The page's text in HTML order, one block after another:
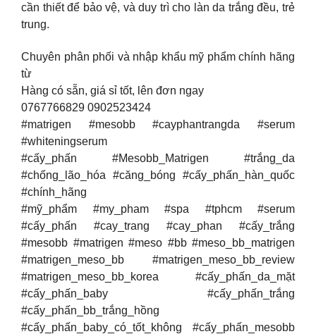
cần thiết để bảo vệ, và duy trì cho làn da trắng đều, trẻ
trung.
Chuyên phân phối và nhập khẩu mỹ phẩm chính hãng
từ
Hàng có sẵn, giá sỉ tốt, lên đơn ngay
0767766829 0902523424
#matrigen #mesobb #cayphantrangda #serum
#whiteningserum
#cấy_phấn #Mesobb_Matrigen #trắng_da
#chống_lão_hóa #căng_bóng #cấy_phấn_hàn_quốc
#chính_hãng
#mỹ_phẩm #my_pham #spa #tphcm #serum
#cấy_phấn #cay_trang #cay_phan #cấy_trắng
#mesobb #matrigen #meso #bb #meso_bb_matrigen
#matrigen_meso_bb #matrigen_meso_bb_review
#matrigen_meso_bb_korea #cấy_phấn_da_mặt
#cấy_phấn_baby #cấy_phấn_trắng
#cấy_phấn_bb_trắng_hồng
#cấy_phấn_baby_có_tốt_không #cấy_phấn_mesobb